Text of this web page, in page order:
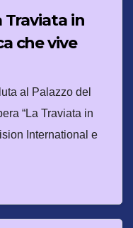
Traviata in
che vive
al Palazzo del
“La Traviata in
International e